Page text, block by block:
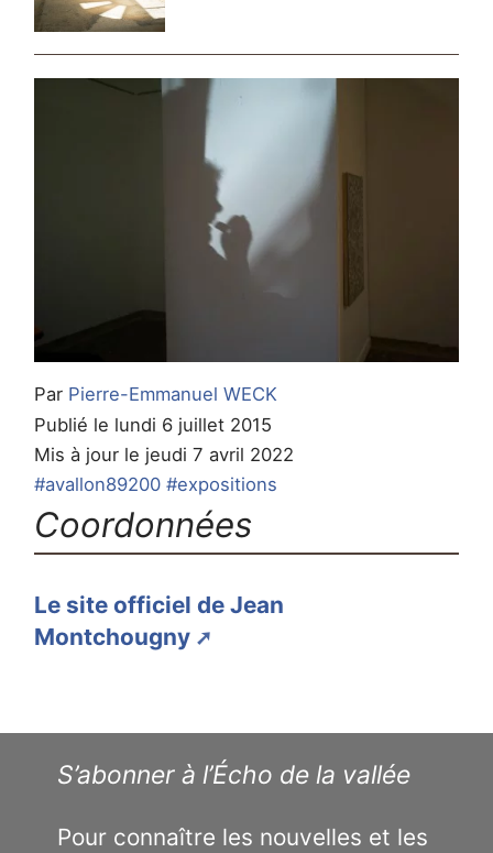
Par Pierre-Emmanuel WECK
Publié le lundi 6 juillet 2015
Mis à jour le jeudi 7 avril 2022
#avallon89200 #expositions
Coordonnées
Le site officiel de Jean
Montchougny
S’abonner à l’Écho de la vallée
Pour connaître les nouvelles et les